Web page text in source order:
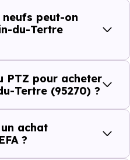
médicales et 2
équipements du quotidien
concrets pour habiter
à Saint-
?
peut-on
du-Tertre
PTZ pour acheter
Tertre (95270) ?
achat
?